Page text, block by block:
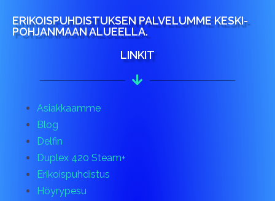
ERIKOISPUHDISTUKSEN PALVELUMME KESKI-
POHJANMAAN ALUEELLA.
LINKIT
Asiakkaamme
Blog
Delfin
Duplex 420 Steam+
Erikoispuhdistus
Höyrypesu